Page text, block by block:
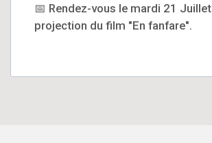
📅 Rendez-vous le mardi 21
projection du film "En fanfare".